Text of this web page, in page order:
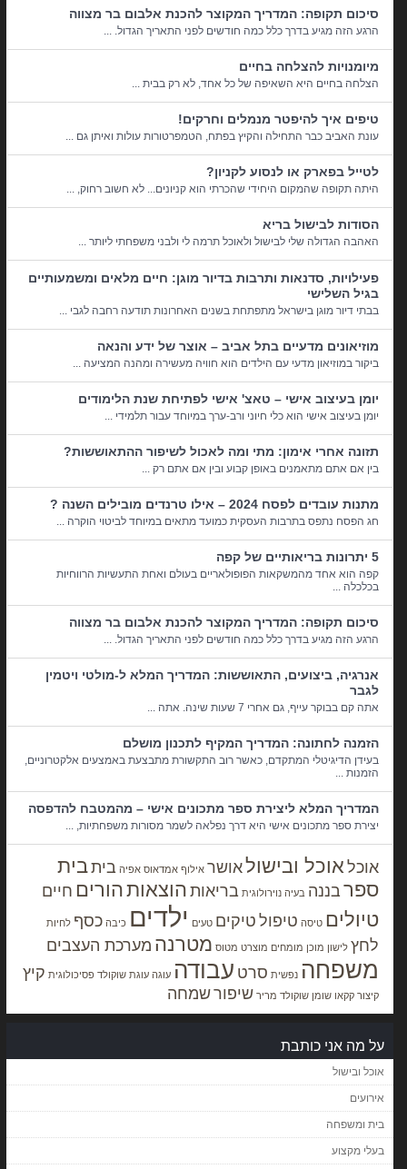
סיכום תקופה: המדריך המקוצר להכנת אלבום בר מצווה
הרגע הזה מגיע בדרך כלל כמה חודשים לפני התאריך הגדול. ...
מיומנויות להצלחה בחיים
הצלחה בחיים היא השאיפה של כל אחד, לא רק בבית ...
טיפים איך להיפטר מנמלים וחרקים!
עונת האביב כבר התחילה והקיץ בפתח, הטמפרטורות עולות ואיתן גם ...
לטייל בפארק או לנסוע לקניון?
היתה תקופה שהמקום היחידי שהכרתי הוא קניונים... לא חשוב רחוק, ...
הסודות לבישול בריא
האהבה הגדולה שלי לבישול ולאוכל תרמה לי ולבני משפחתי ליותר ...
פעילויות, סדנאות ותרבות בדיור מוגן: חיים מלאים ומשמעותיים
בגיל השלישי
בבתי דיור מוגן בישראל מתפתחת בשנים האחרונות תודעה רחבה לגבי ...
מוזיאונים מדעיים בתל אביב – אוצר של ידע והנאה
ביקור במוזיאון מדעי עם הילדים הוא חוויה מעשירה ומהנה המציעה ...
יומן בעיצוב אישי – טאצ' אישי לפתיחת שנת הלימודים
יומן בעיצוב אישי הוא כלי חיוני ורב-ערך במיוחד עבור תלמידי ...
תזונה אחרי אימון: מתי ומה לאכול לשיפור ההתאוששות?
בין אם אתם מתאמנים באופן קבוע ובין אם אתם רק ...
מתנות עובדים לפסח 2024 – אילו טרנדים מובילים השנה ?
חג הפסח נתפס בתרבות העסקית כמועד מתאים במיוחד לביטוי הוקרה ...
5 יתרונות בריאותיים של קפה
קפה הוא אחד מהמשקאות הפופולאריים בעולם ואחת התעשיות הרווחיות
בכלכלה ...
סיכום תקופה: המדריך המקוצר להכנת אלבום בר מצווה
הרגע הזה מגיע בדרך כלל כמה חודשים לפני התאריך הגדול. ...
אנרגיה, ביצועים, התאוששות: המדריך המלא ל-מולטי ויטמין
לגבר
אתה קם בבוקר עייף, גם אחרי 7 שעות שינה. אתה ...
הזמנה לחתונה: המדריך המקיף לתכנון מושלם
בעידן הדיגיטלי המתקדם, כאשר רוב התקשורת מתבצעת באמצעים אלקטרוניים,
הזמנות ...
המדריך המלא ליצירת ספר מתכונים אישי – מהמטבח להדפסה
יצירת ספר מתכונים אישי היא דרך נפלאה לשמר מסורות משפחתיות, ...
אוכלאוכל ובישולאושר אילוף אמדאוס אפיה ביתבית
ספרבננה בעיה נוירולוגית בריאות הוצאותהורים חיים
טיולים טיסה טיפול טיקים טעים ילדים כיבה כסף לחיות
לחץ לישון מוכן מומחים מוצרט מטוס מטרנה מערכת העצבים
משפחה נפשית סרט עבודה עוגה עוגת שוקולד פסיכולוגית קיץ
קיצור קקאו שומן שוקולד מריר שיפורשמחה
על מה אני כותבת
אוכל ובישול
אירועים
בית ומשפחה
בעלי מקצוע